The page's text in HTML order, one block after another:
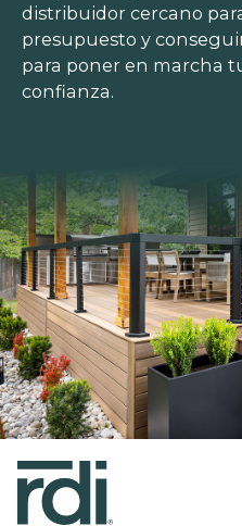
distribuidor cercano
presupuesto y
para poner en marcha
confianza.